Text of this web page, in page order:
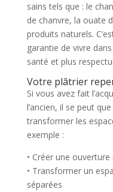
sains tels que : le
de chanvre, la ouate
produits naturels.
garantie de vivre
santé et plus
Votre plâtrier
Si vous avez fait
l’ancien, il se peut
transformer les
exemple :
• Créer une
• Transformer un
séparées